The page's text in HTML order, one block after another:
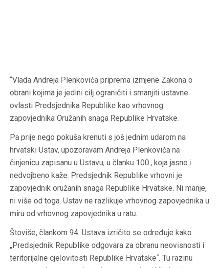
“Vlada Andreja Plenkovića priprema izmjene Zakona o
obrani kojima je jedini cilj ograničiti i smanjiti ustavne
ovlasti Predsjednika Republike kao vrhovnog
zapovjednika Oružanih snaga Republike Hrvatske.
Pa prije nego pokuša krenuti s još jednim udarom na
hrvatski Ustav, upozoravam Andreja Plenkovića na
činjenicu zapisanu u Ustavu, u članku 100., koja jasno i
nedvojbeno kaže: Predsjednik Republike vrhovni je
zapovjednik oružanih snaga Republike Hrvatske. Ni manje,
ni više od toga. Ustav ne razlikuje vrhovnog zapovjednika u
miru od vrhovnog zapovjednika u ratu.
Štoviše, člankom 94. Ustava izričito se određuje kako
„Predsjednik Republike odgovara za obranu neovisnosti i
teritorijalne cjelovitosti Republike Hrvatske“. Tu razinu